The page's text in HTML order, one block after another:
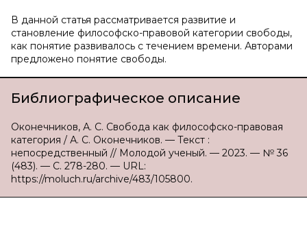
В данной статья рассматривается развитие и
становление философско-правовой категории свободы,
как понятие развивалось с течением времени. Авторами
предложено понятие свободы.
Библиографическое описание
Оконечников, А. С. Свобода как философско-правовая
категория / А. С. Оконечников. — Текст :
непосредственный // Молодой ученый. — 2023. — № 36
(483). — С. 278-280. — URL:
https://moluch.ru/archive/483/105800.